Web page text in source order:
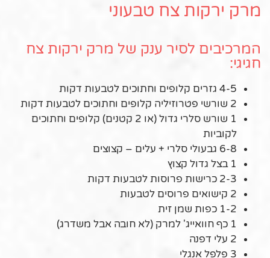
מרק ירקות צח טבעוני
המרכיבים לסיר ענק של מרק ירקות צח
חגיגי:
4-5 גזרים קלופים וחתוכים לטבעות דקות
2 שורשי פטרוזיליה קלופים וחתוכים לטבעות דקות
1 שורש סלרי גדול (או 2 קטנים) קלופים וחתוכים
לקוביות
6-8 גבעולי סלרי + עלים – קצוצים
1 בצל גדול קצוץ
2-3 כרישות פרוסות לטבעות דקות
2 קישואים פרוסים לטבעות
1-2 כפות שמן זית
1 כף חוואייג' למרק (לא חובה אבל משדרג)
2 עלי דפנה
3 פלפל אנגלי